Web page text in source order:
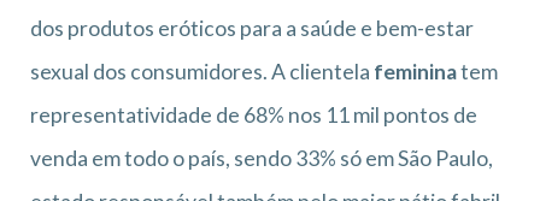
dos produtos eróticos para a saúde e bem-estar
sexual dos consumidores. A clientela femininatem
representatividade de 68% nos 11 mil pontos de
venda em todo o país, sendo 33% só em São Paulo,